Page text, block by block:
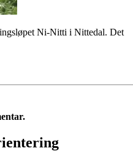
Ni-Nitti i Nittedal. Det